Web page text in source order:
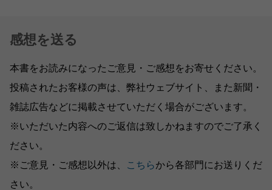
感想を送る
本書をお読みになったご意見・ご感想をお寄せください。
投稿されたお客様の声は、弊社ウェブサイト、また新聞・
雑誌広告などに掲載させていただく場合がございます。
※いただいた内容へのご返信は致しかねますのでご了承く
ださい。
※ご意見・ご感想以外は、
こちらから各部門にお送りくだ
さい。